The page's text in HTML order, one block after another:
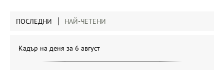
ПОСЛЕДНИ НАЙ-ЧЕТЕНИ
Кадър на деня за 6 август